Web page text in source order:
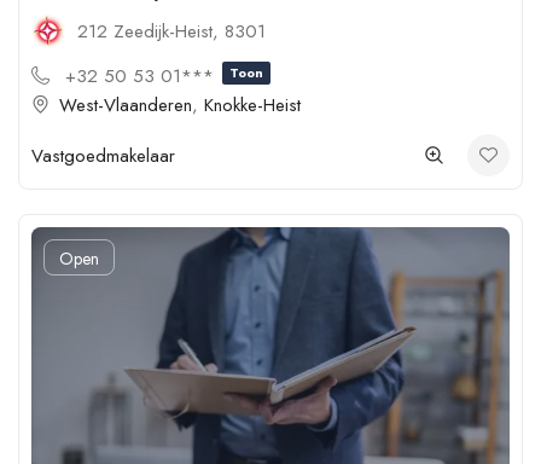
212 Zeedijk-Heist, 8301
+32 50 53 01***
Toon
West-Vlaanderen, Knokke-Heist
Vastgoedmakelaar
Open